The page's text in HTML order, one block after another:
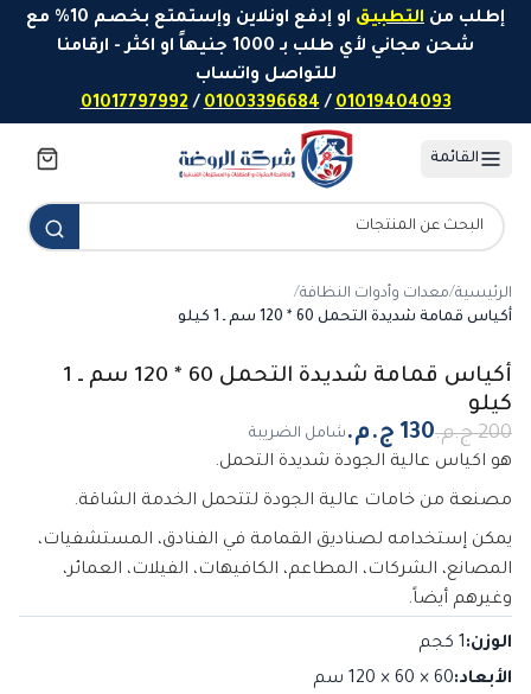
تخطَّ إلى المحتوى
إطلب من التطبيق
او إدفع اونلاين وإستمتع بخصم 10% مع
شحن مجاني لأي طلب بـ 1000 جنيهاً او اكثر - ارقامنا
للتواصل واتساب
01019404093
/
01003396684
/
01017797992
القائمة
الرئيسية/معدات وأدوات النظافة/
أكياس قمامة شديدة التحمل 60 * 120 سم ـ 1 كيلو
أكياس قمامة شديدة التحمل 60 * 120 سم ـ 1
كيلو
شامل الضريبة
هو اكياس عالية الجودة شديدة التحمل.
مصنعة من خامات عالية الجودة لتتحمل الخدمة الشاقة.
يمكن إستخدامه لصناديق القمامة في الفنادق، المستشفيات،
المصانع، الشركات، المطاعم، الكافيهات، الفيلات، العمائر،
وغيرهم أيضاً.
الوزن:1 كجم
الأبعاد:
60 × 60 × 120 سم